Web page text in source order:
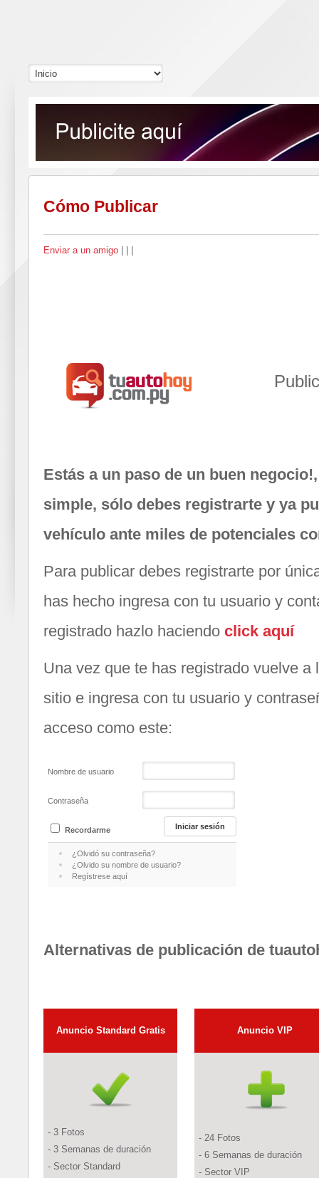
Cómo Publicar
Enviar a un amigo
Estás a un paso de un buen
simple, sólo debes registrarte y ya
vehículo ante miles de potenciales
Para publicar debes registrarte por
has hecho ingresa con tu usuario y
registrado hazlo haciendo click aquí
Una vez que te has registrado vuelve a
sitio e ingresa con tu usuario y
acceso como este:
Nombre de usuario
Contraseña
Recordarme
¿Olvidó su contraseña?
¿Olvido su nombre de usuario?
Regístrese aquí
Alternativas de publicación de
Anuncio Standard Gratis AnuncioVIP
- 3 Fotos
- 3 Semanas de duración
- Sector Standard
- 24 Fotos
- 6 Semanas de duración
- Sector VIP